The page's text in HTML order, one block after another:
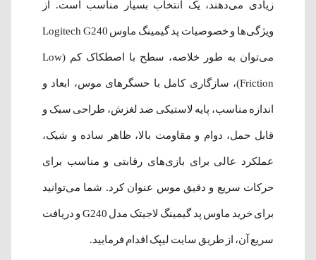
زیادی می‌دهند، یک انتخاب بسیار مناسب است. از
ویژگی‌ها و خصوصیات پد گیمینگ ماوس Logitech G240
می‌توان به طور خلاصه، سطح با اصطکاک کم (Low
Friction)، سازگاری کامل با حسگرهای موس، ابعاد و
اندازه مناسب، پایه لاستیکی ضد لغزش، طراحی سبک و
قابل حمل، دوام و مقاومت بالا، ظاهر ساده و شیک،
عملکرد عالی برای بازی‌های رقابتی و مناسب برای
حرکات سریع و دقیق موس عنوان کرد. شما می‌توانید
برای خرید ماوس پد گیمینگ لاجیتک مدل G240 و دریافت
سریع آن، از طریق سایت لیپک اقدام فرمایید.